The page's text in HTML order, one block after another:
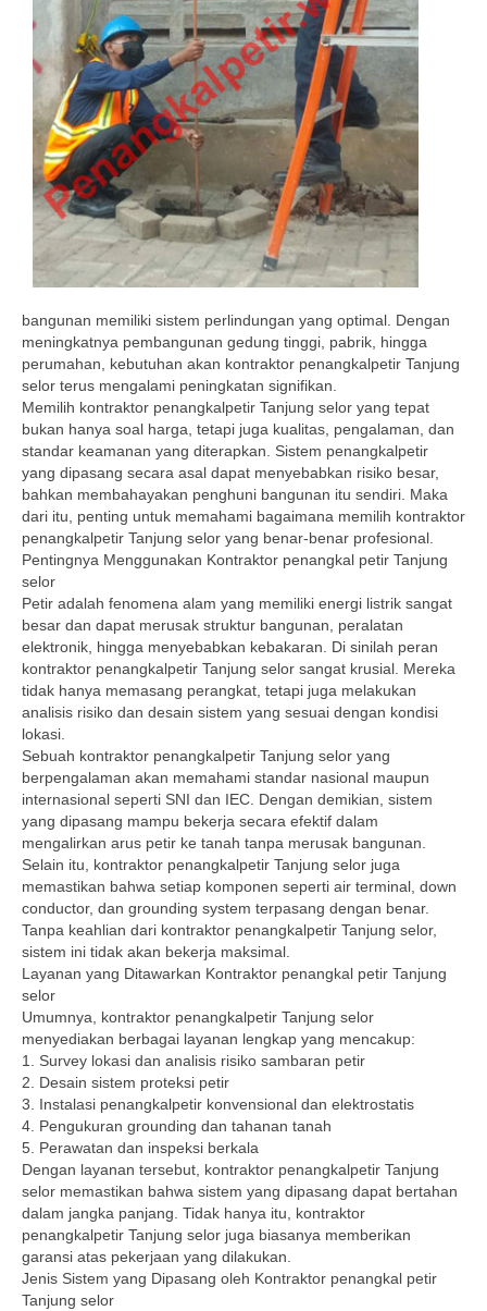
bangunan memiliki sistem perlindungan yang optimal. Dengan
meningkatnya pembangunan gedung tinggi, pabrik, hingga
perumahan, kebutuhan akan kontraktor penangkalpetir Tanjung
selor terus mengalami peningkatan signifikan.
Memilih kontraktor penangkalpetir Tanjung selor yang tepat
bukan hanya soal harga, tetapi juga kualitas, pengalaman, dan
standar keamanan yang diterapkan. Sistem penangkalpetir
yang dipasang secara asal dapat menyebabkan risiko besar,
bahkan membahayakan penghuni bangunan itu sendiri. Maka
dari itu, penting untuk memahami bagaimana memilih kontraktor
penangkalpetir Tanjung selor yang benar-benar profesional.
Pentingnya Menggunakan Kontraktor penangkal petir Tanjung
selor
Petir adalah fenomena alam yang memiliki energi listrik sangat
besar dan dapat merusak struktur bangunan, peralatan
elektronik, hingga menyebabkan kebakaran. Di sinilah peran
kontraktor penangkalpetir Tanjung selor sangat krusial. Mereka
tidak hanya memasang perangkat, tetapi juga melakukan
analisis risiko dan desain sistem yang sesuai dengan kondisi
lokasi.
Sebuah kontraktor penangkalpetir Tanjung selor yang
berpengalaman akan memahami standar nasional maupun
internasional seperti SNI dan IEC. Dengan demikian, sistem
yang dipasang mampu bekerja secara efektif dalam
mengalirkan arus petir ke tanah tanpa merusak bangunan.
Selain itu, kontraktor penangkalpetir Tanjung selor juga
memastikan bahwa setiap komponen seperti air terminal, down
conductor, dan grounding system terpasang dengan benar.
Tanpa keahlian dari kontraktor penangkalpetir Tanjung selor,
sistem ini tidak akan bekerja maksimal.
Layanan yang Ditawarkan Kontraktor penangkal petir Tanjung
selor
Umumnya, kontraktor penangkalpetir Tanjung selor
menyediakan berbagai layanan lengkap yang mencakup:
1. Survey lokasi dan analisis risiko sambaran petir
2. Desain sistem proteksi petir
3. Instalasi penangkalpetir konvensional dan elektrostatis
4. Pengukuran grounding dan tahanan tanah
5. Perawatan dan inspeksi berkala
Dengan layanan tersebut, kontraktor penangkalpetir Tanjung
selor memastikan bahwa sistem yang dipasang dapat bertahan
dalam jangka panjang. Tidak hanya itu, kontraktor
penangkalpetir Tanjung selor juga biasanya memberikan
garansi atas pekerjaan yang dilakukan.
Jenis Sistem yang Dipasang oleh Kontraktor penangkal petir
Tanjung selor